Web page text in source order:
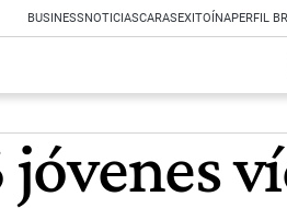
BUSINESSNOTICIASCARASEXITOÍNAPERFIL
jóvenes